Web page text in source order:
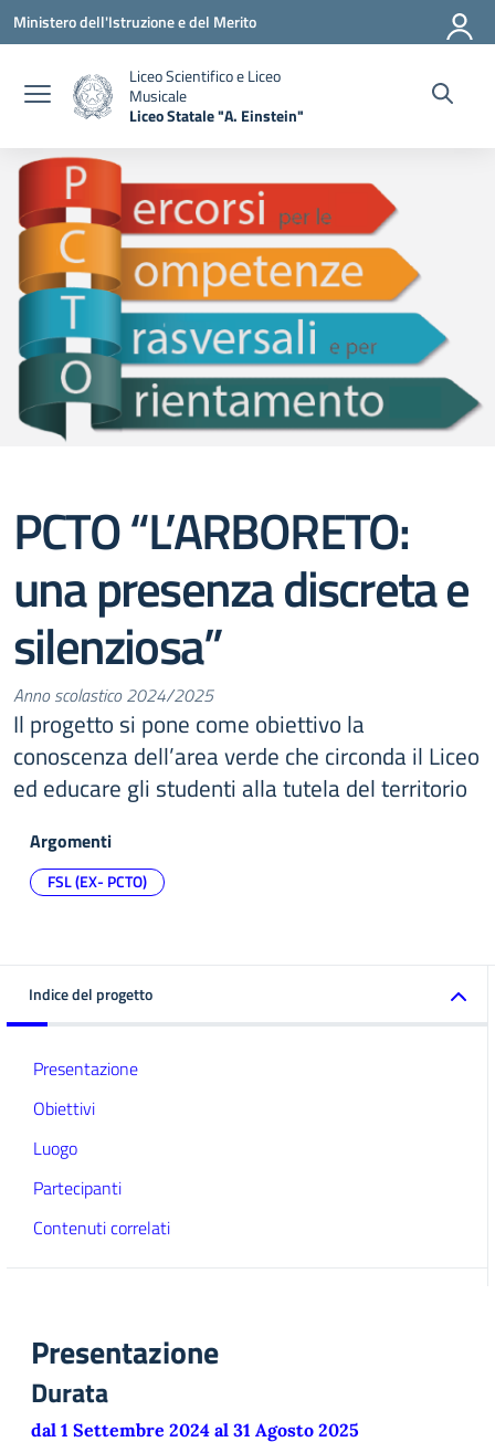
Vai ai contenuti
Vai al menu di navigazione
Vai al footer
Ministero dell'Istruzione e del Merito
Liceo Scientifico e Liceo
Musicale
Liceo Statale "A. Einstein"
PCTO “L’ARBORETO:
una presenza discreta e
silenziosa”
Anno scolastico 2024/2025
Il progetto si pone come obiettivo la
conoscenza dell’area verde che circonda il Liceo
ed educare gli studenti alla tutela del territorio
Argomenti
FSL (EX- PCTO)
Indice del progetto
Presentazione
Obiettivi
Luogo
Partecipanti
Contenuti correlati
Presentazione
Durata
dal 1 Settembre 2024 al 31 Agosto 2025